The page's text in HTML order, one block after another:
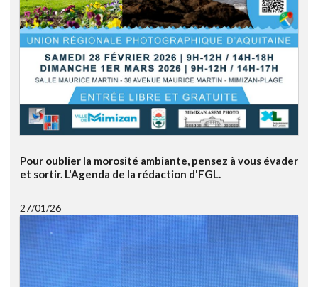
Pour oublier la morosité ambiante, pensez à vous évader
et sortir. L'Agenda de la rédaction d'FGL.
27/01/26